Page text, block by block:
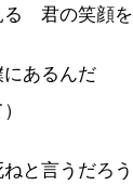
る 君の笑顔を
あるんだ
と言うだろう